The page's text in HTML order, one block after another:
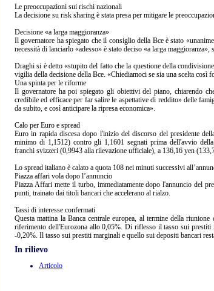
Le preoccupazioni sui rischi nazionali
La decisione su risk sharing è stata presa per mitigare le
Decisione «a larga maggioranza»
Il governatore ha spiegato che il consiglio della Bce è stato
necessità di lanciarlo «adesso» è stato deciso «a larga maggioranza»,
Draghi si è detto «stupito del fatto che la questione della
vigilia della decisione della Bce. «Chiediamoci se sia una scelta
Una spinta per le riforme
Il governatore ha poi spiegato gli obiettivi del piano, chiarendo
credibile ed efficace per far salire le aspettative di reddito» delle
da subito, e così anticipare la ripresa economica».
Calo per Euro e spread
Euro in rapida discesa dopo l'inizio del discorso del presidente
minimo di 1,1512) contro gli 1,1601 segnati prima dell'avvio
franchi svizzeri (0,9943 alla rilevazione ufficiale), a 136,16 yen
Lo spread italiano è calato a quota 108 nei minuti successivi
Piazza affari vola dopo l’annuncio
Piazza Affari mette il turbo, immediatamente dopo l'annuncio del
punti, trainato dai titoli bancari che accelerano al rialzo.
Tassi di interesse confermati
Questa mattina la Banca centrale europea, al termine della
riferimento dell'Eurozona allo 0,05%. Di riflesso il tasso sui
-0,20%. Il tasso sui prestiti marginali e quello sui depositi bancari
In rilievo
Articolo